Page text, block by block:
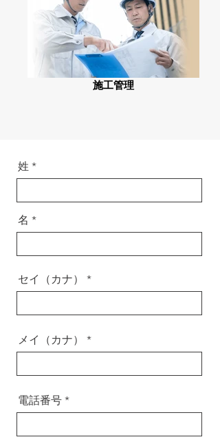
姓
名
電話番号
セイ（カナ）
メイ（カナ）
施工管理